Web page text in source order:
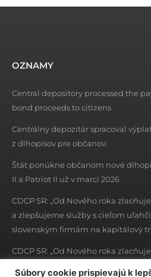
OZNAMY
Central depository processed the
bond proceeds to citizens
Centrálny depozitár spracoval
z dlhopisov pre občanov:
Štát ponúkne občanom nové
II a Patriot II už v marci 2026
CDCP SR: „Od Nového roka
a zlepšujeme služby s cieľom
slovenským firmám na kapitálový
CDCP SR: „Od Nového roka
Súbory cookie prispievajú k